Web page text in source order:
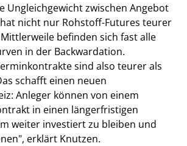
Ungleichgewicht zwischen Angebot
nicht nur Rohstoff-Futures teurer
befinden sich fast alle
in der Backwardation.
sind also teurer als
schafft einen neuen
Anleger können von einem
in einen längerfristigen
weiter investiert zu bleiben und
erklärt Knutzen.